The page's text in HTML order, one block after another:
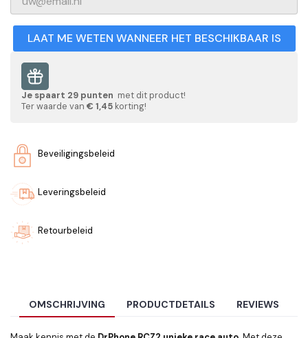
LAAT ME WETEN WANNEER HET BESCHIKBAAR IS
Je spaart 29 punten met dit product!
Ter waarde van € 1,45 korting!
Beveiligingsbeleid
Leveringsbeleid
Retourbeleid
OMSCHRIJVING PRODUCTDETAILS REVIEWS